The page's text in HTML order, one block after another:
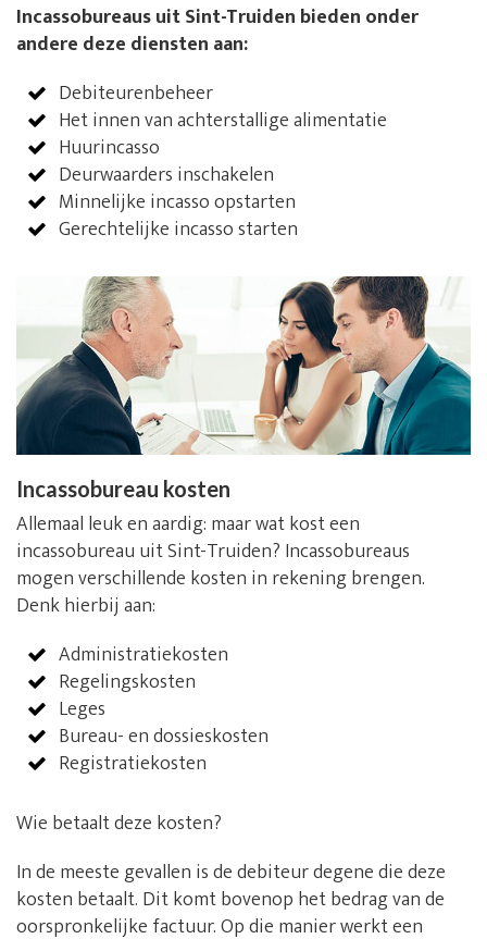
Incassobureaus uit Sint-Truiden bieden onder
andere deze diensten aan:
Debiteurenbeheer
Het innen van achterstallige alimentatie
Huurincasso
Deurwaarders inschakelen
Minnelijke incasso opstarten
Gerechtelijke incasso starten
Incassobureau kosten
Allemaal leuk en aardig: maar wat kost een
incassobureau uit Sint-Truiden? Incassobureaus
mogen verschillende kosten in rekening brengen.
Denk hierbij aan:
Administratiekosten
Regelingskosten
Leges
Bureau- en dossieskosten
Registratiekosten
Wie betaalt deze kosten?
In de meeste gevallen is de debiteur degene die deze
kosten betaalt. Dit komt bovenop het bedrag van de
oorspronkelijke factuur. Op die manier werkt een